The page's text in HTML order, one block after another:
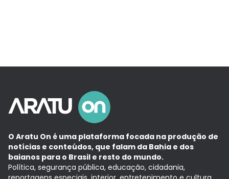
O Aratu On é uma plataforma focada na produção de
notícias e conteúdos, que falam da Bahia e dos
baianos para o Brasil e resto do mundo.
Política, segurança pública, educação, cidadania,